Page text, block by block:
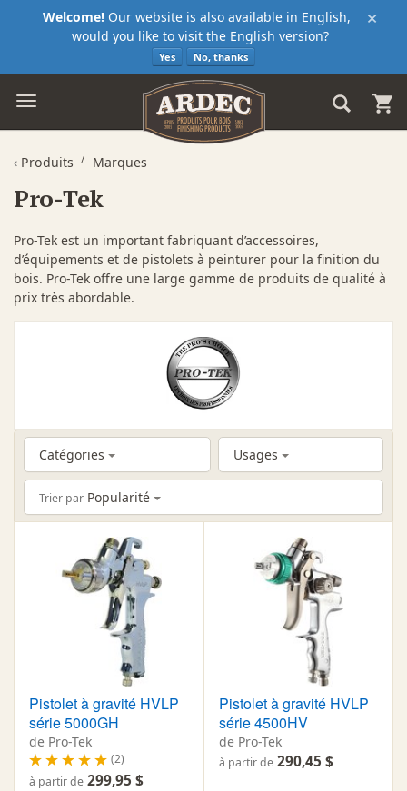
×
Welcome! Our website is also available in English,
would you like to visit the English version?
Yes No, thanks
‹ Produits Marques
Pro-Tek
Pro-Tek est un important fabriquant d’accessoires,
d’équipements et de pistolets à peinturer pour la finition du
bois. Pro-Tek offre une large gamme de produits de qualité à
prix très abordable.
Catégories Usages
Trier par Popularité
Pistolet à gravité HVLP
série 5000GH
de Pro-Tek
(2)
à partir de 299,95 $
Pistolet à gravité HVLP
série 4500HV
de Pro-Tek
à partir de 290,45 $